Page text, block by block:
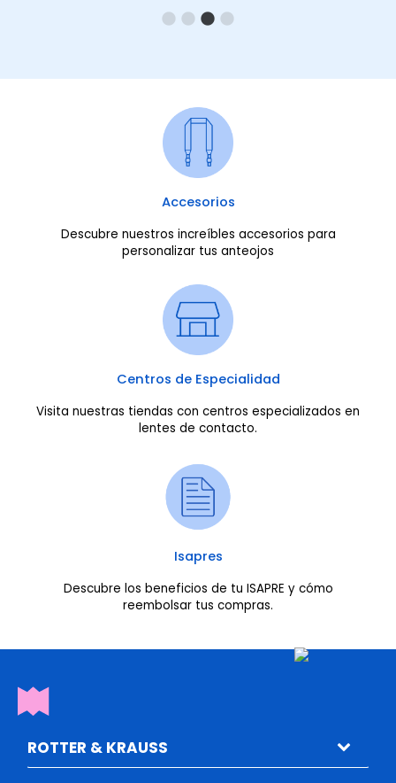
Accesorios
Descubre nuestros increíbles accesorios para
personalizar tus anteojos
Centros de Especialidad
Visita nuestras tiendas con centros especializados en
lentes de contacto.
Isapres
Descubre los beneficios de tu ISAPRE y cómo
reembolsar tus compras.
ROTTER & KRAUSS